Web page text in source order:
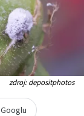
zdroj: depositphotos